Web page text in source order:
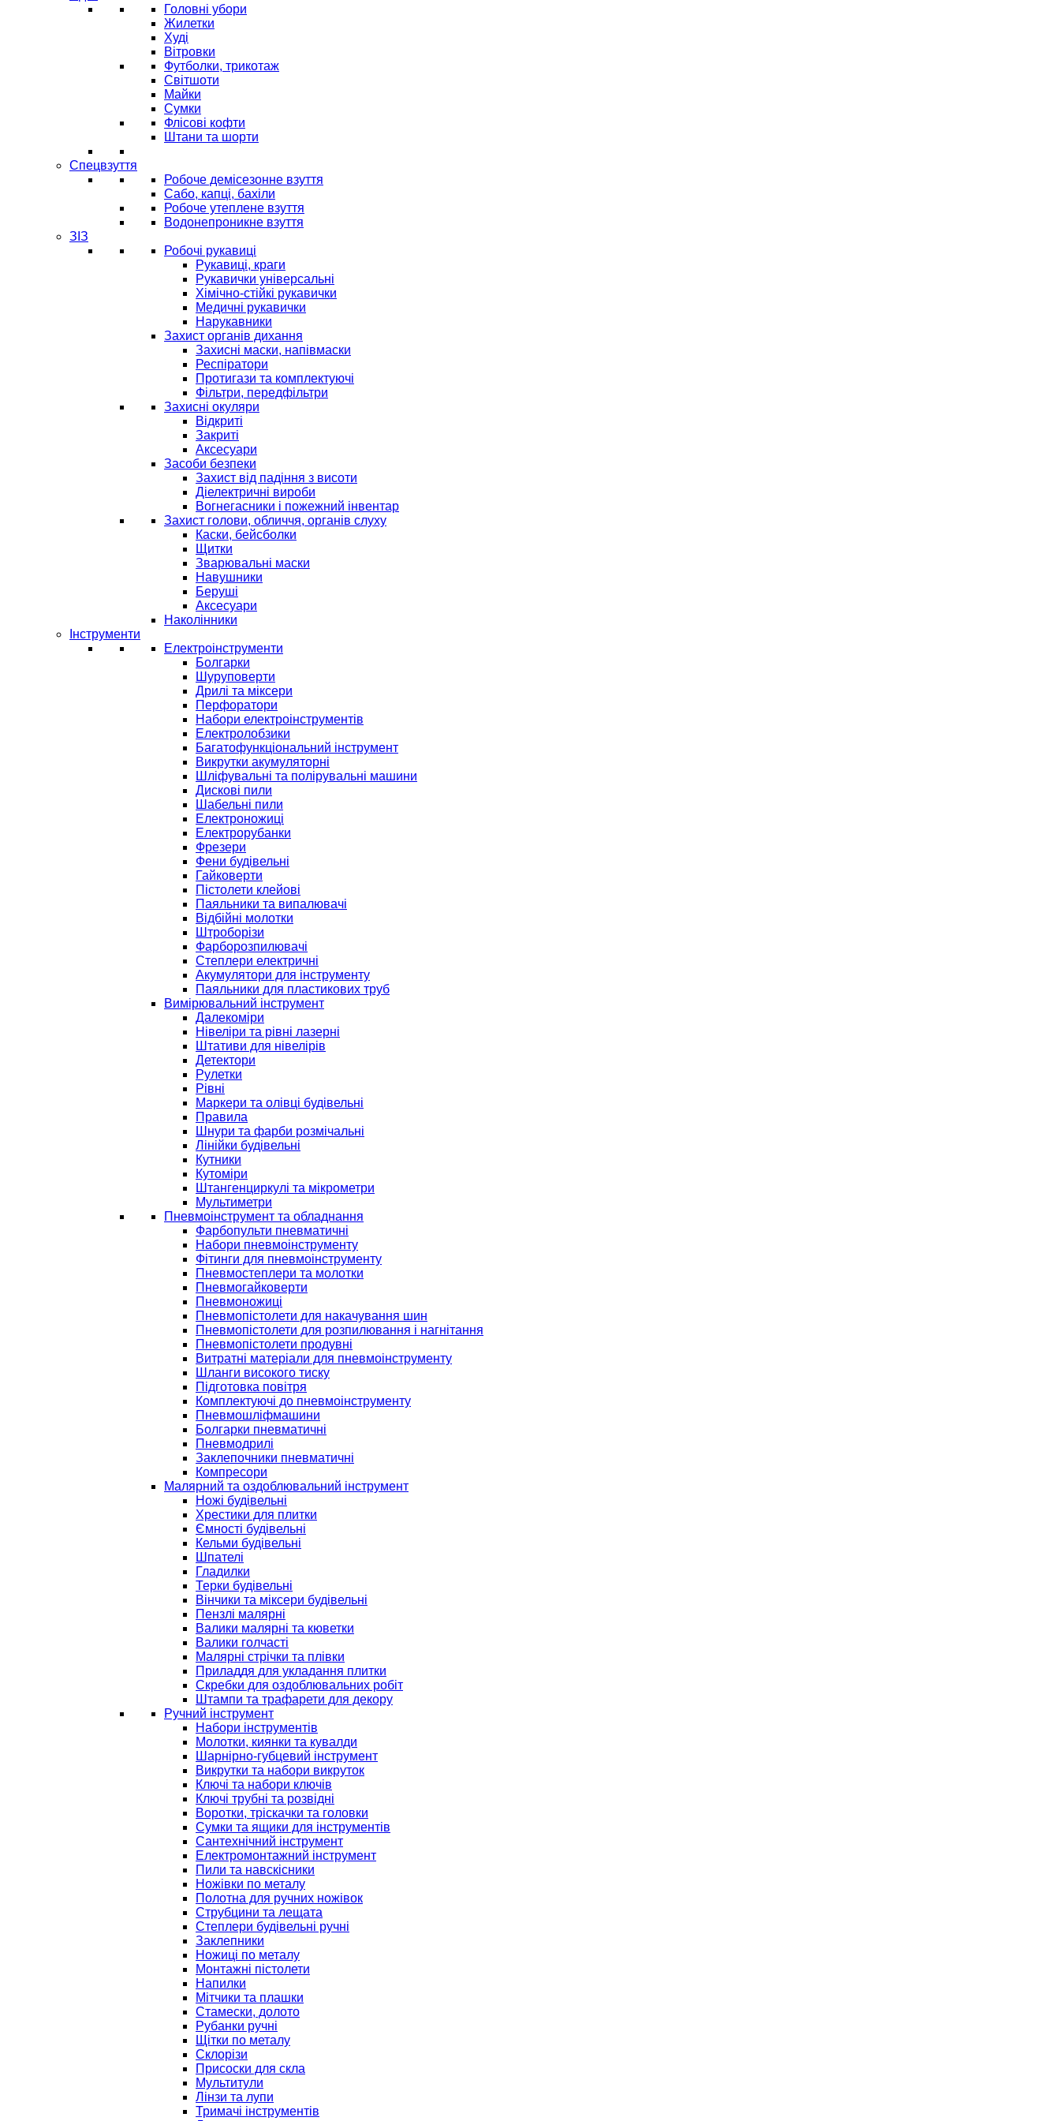
Головні убори
Жилетки
Худі
Вітровки
Футболки, трикотаж
Світшоти
Майки
Сумки
Флісові кофти
Штани та шорти
Спецвзуття
Робоче демісезонне взуття
Сабо, капці, бахіли
Робоче утеплене взуття
Водонепроникне взуття
ЗІЗ
Робочі рукавиці
Рукавиці, краги
Рукавички універсальні
Хімічно-стійкі рукавички
Медичні рукавички
Нарукавники
Захист органів дихання
Захисні маски, напівмаски
Респіратори
Протигази та комплектуючі
Фільтри, передфільтри
Захисні окуляри
Відкриті
Закриті
Аксесуари
Засоби безпеки
Захист від падіння з висоти
Діелектричні вироби
Вогнегасники і пожежний інвентар
Захист голови, обличчя, органів слуху
Каски, бейсболки
Щитки
Зварювальні маски
Навушники
Беруші
Аксесуари
Наколінники
Інструменти
Електроінструменти
Болгарки
Шуруповерти
Дрилі та міксери
Перфоратори
Набори електроінструментів
Електролобзики
Багатофункціональний інструмент
Викрутки акумуляторні
Шліфувальні та полірувальні машини
Дискові пили
Шабельні пили
Електроножиці
Електрорубанки
Фрезери
Фени будівельні
Гайковерти
Пістолети клейові
Паяльники та випалювачі
Відбійні молотки
Штроборізи
Фарборозпилювачі
Степлери електричні
Акумулятори для інструменту
Паяльники для пластикових труб
Вимірювальний інструмент
Далекоміри
Нівеліри та рівні лазерні
Штативи для нівелірів
Детектори
Рулетки
Рівні
Маркери та олівці будівельні
Правила
Шнури та фарби розмічальні
Лінійки будівельні
Кутники
Кутоміри
Штангенциркулі та мікрометри
Мультиметри
Пневмоінструмент та обладнання
Фарбопульти пневматичні
Набори пневмоінструменту
Фітинги для пневмоінструменту
Пневмостеплери та молотки
Пневмогайковерти
Пневмоножиці
Пневмопістолети для накачування шин
Пневмопістолети для розпилювання і нагнітання
Пневмопістолети продувні
Витратні матеріали для пневмоінструменту
Шланги високого тиску
Підготовка повітря
Комплектуючі до пневмоінструменту
Пневмошліфмашини
Болгарки пневматичні
Пневмодрилі
Заклепочники пневматичні
Компресори
Малярний та оздоблювальний інструмент
Ножі будівельні
Хрестики для плитки
Ємності будівельні
Кельми будівельні
Шпателі
Гладилки
Терки будівельні
Вінчики та міксери будівельні
Пензлі малярні
Валики малярні та кюветки
Валики голчасті
Малярні стрічки та плівки
Приладдя для укладання плитки
Скребки для оздоблювальних робіт
Штампи та трафарети для декору
Ручний інструмент
Набори інструментів
Молотки, киянки та кувалди
Шарнірно-губцевий інструмент
Викрутки та набори викруток
Ключі та набори ключів
Ключі трубні та розвідні
Воротки, тріскачки та головки
Сумки та ящики для інструментів
Сантехнічний інструмент
Електромонтажний інструмент
Пили та навскісники
Ножівки по металу
Полотна для ручних ножівок
Струбцини та лещата
Степлери будівельні ручні
Заклепники
Ножиці по металу
Монтажні пістолети
Напилки
Мітчики та плашки
Стамески, долото
Рубанки ручні
Щітки по металу
Склорізи
Присоски для скла
Мультитули
Лінзи та лупи
Тримачі інструментів